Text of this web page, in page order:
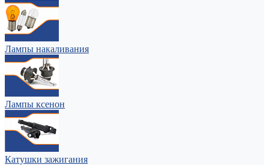
Лампы накаливания
Лампы ксенон
Катушки зажигания